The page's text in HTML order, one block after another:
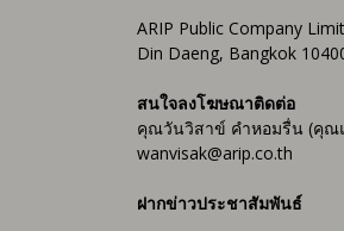
ARIP Public Company
Din Daeng, Bangkok
สนใจลงโฆษณาติดต่อ
คุณวันวิสาข์ คำหอมรื่น (คุณ
wanvisak@arip.co.th
ฝากข่าวประชาสัมพันธ์